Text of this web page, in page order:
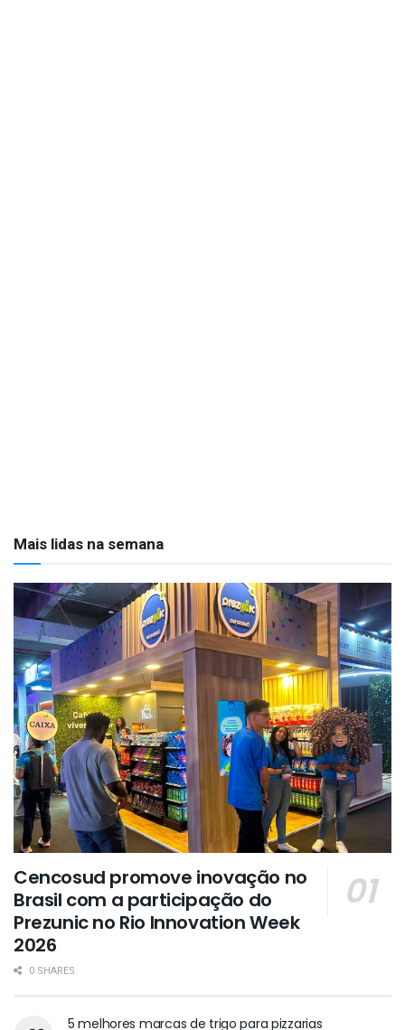
Mais lidas na semana
Cencosud promove inovação no
Brasil com a participação do
Prezunic no Rio Innovation Week
2026
0 SHARES
5 melhores marcas de trigo para pizzarias